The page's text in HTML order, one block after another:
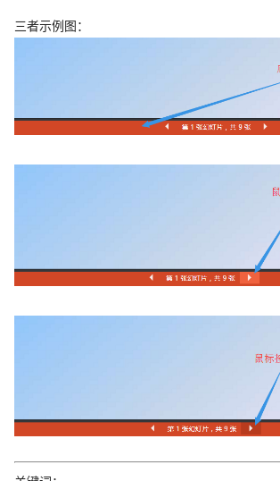
三者示例图：